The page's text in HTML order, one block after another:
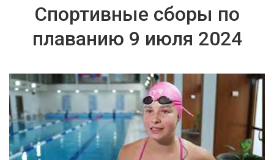
Спортивные сборы по
плаванию 9 июля 2024